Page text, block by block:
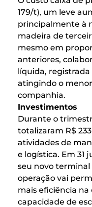
179/t), um leve
principalmente à
madeira de
mesmo em
anteriores,
líquida, registrada
atingindo o
companhia.
Investimentos
Durante o
totalizaram R$
atividades de
e logística. Em 31
seu novo
operação vai
mais eficiência
capacidade de